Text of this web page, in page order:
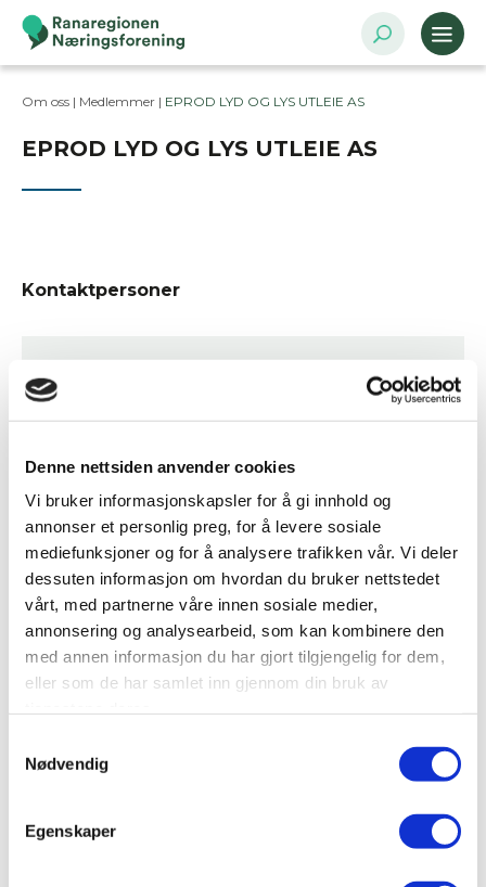
Denne nettsiden anvender cookies
Vi bruker informasjonskapsler for å gi innhold og
annonser et personlig preg, for å levere sosiale
mediefunksjoner og for å analysere trafikken vår. Vi deler
dessuten informasjon om hvordan du bruker nettstedet
vårt, med partnerne våre innen sosiale medier,
annonsering og analysearbeid, som kan kombinere den
med annen informasjon du har gjort tilgjengelig for dem,
eller som de har samlet inn gjennom din bruk av
Nødvendig
Egenskaper
Om oss | Medlemmer | EPROD LYD OG LYS UTLEIE AS
EPROD LYD OG LYS UTLEIE AS
Kontaktpersoner
Refsnesvegen 23, 8700 NESNA
Refsnesvegen 23, 8700 NESNA
Bransje
Opplevelses-, arrangements- og
aktivitetsarrangørvirksomhet
Nettside
www.eprod.no/